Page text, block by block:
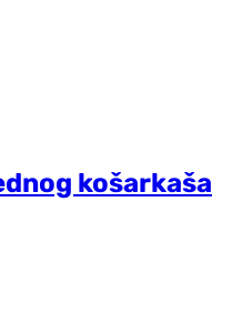
košarkaša